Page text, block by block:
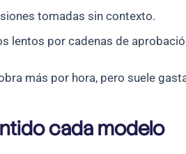
tomadas sin contexto.
lentos por cadenas de
más por hora, pero suele
cada modelo